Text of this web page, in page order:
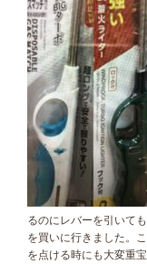
るのにレバーを引いて
を買いに行きました。
を点ける時にも大変重